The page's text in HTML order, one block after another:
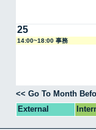
25
14:00~18:00 事務
<< Go To Month
External